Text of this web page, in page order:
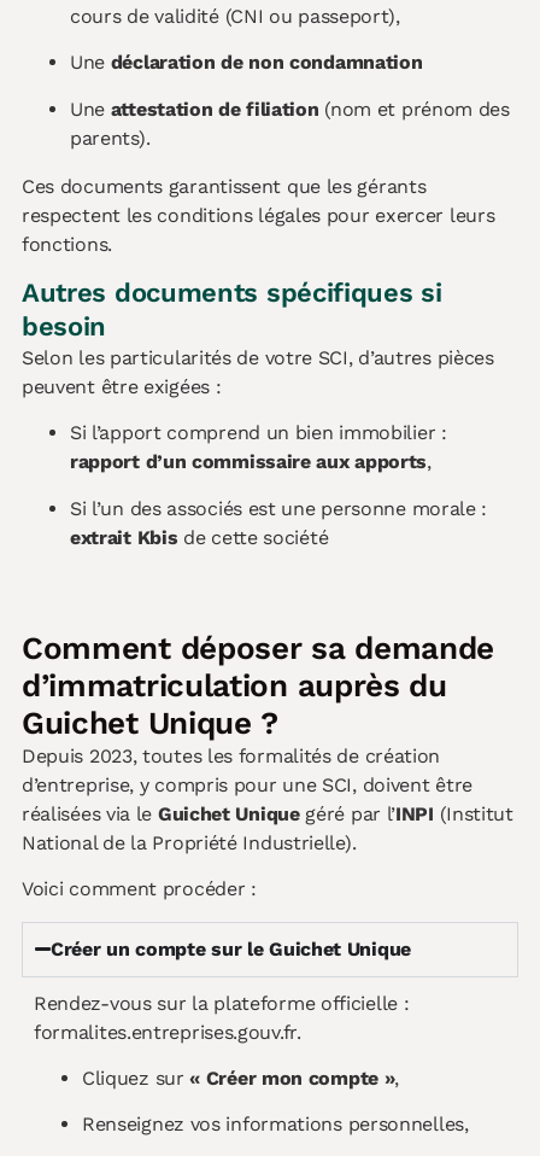
cours de validité (CNI ou passeport),
Une déclaration de non condamnation
Une attestation de filiation (nom et prénom des
parents).
Ces documents garantissent que les gérants
respectent les conditions légales pour exercer leurs
fonctions.
Autres documents spécifiques si
besoin
Selon les particularités de votre SCI, d’autres pièces
peuvent être exigées :
Si l’apport comprend un bien immobilier :
rapport d’un commissaire aux apports,
Si l’un des associés est une personne morale :
extrait Kbis de cette société
Comment déposer sa demande
d’immatriculation auprès du
Guichet Unique ?
Depuis 2023, toutes les formalités de création
d’entreprise, y compris pour une SCI, doivent être
réalisées via le Guichet Uniquegéré par l’INPI (Institut
National de la Propriété Industrielle).
Voici comment procéder :
Créer un compte sur le Guichet Unique
Rendez-vous sur la plateforme officielle :
formalites.entreprises.gouv.fr.
Cliquez sur« Créer mon compte »,
Renseignez vos informations personnelles,